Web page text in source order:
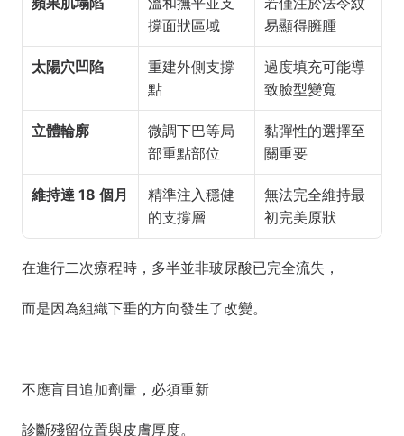
撐面狀區域
易顯得臃腫
太陽穴凹陷
重建外側支撐
點
過度填充可能導
致臉型變寬
立體輪廓
微調下巴等局
部重點部位
黏彈性的選擇至
關重要
維持達 18 個月
精準注入穩健
的支撐層
無法完全維持最
初完美原狀
在進行二次療程時，多半並非玻尿酸已完全流失，
而是因為組織下垂的方向發生了改變。
不應盲目追加劑量，必須重新
診斷殘留位置與皮膚厚度。